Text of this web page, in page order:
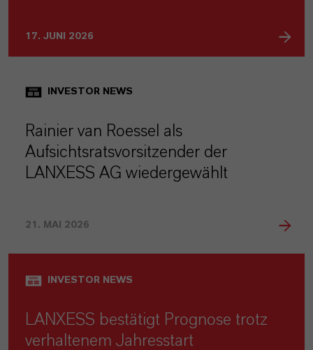
17. JUNI 2026
INVESTOR NEWS
Rainier van Roessel als
Aufsichtsratsvorsitzender der
LANXESS AG wiedergewählt
21. MAI 2026
INVESTOR NEWS
LANXESS bestätigt Prognose trotz
verhaltenem Jahresstart